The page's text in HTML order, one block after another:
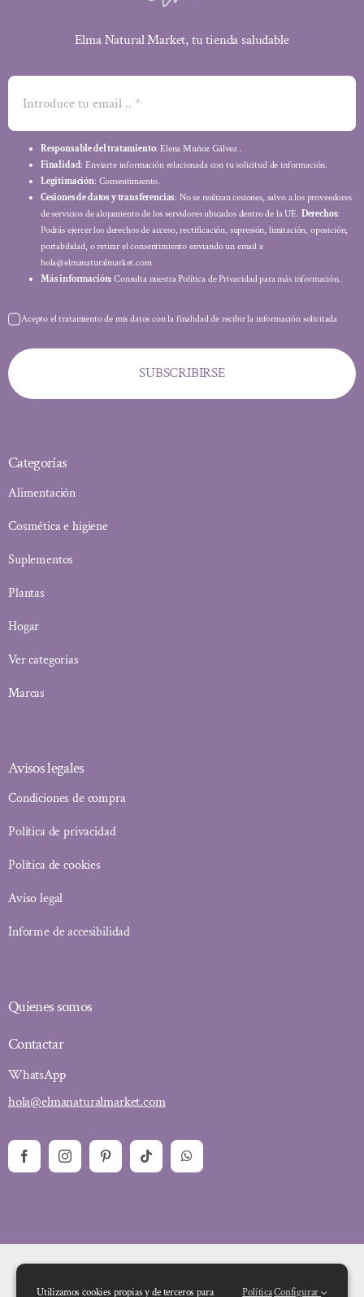
Elma Natural Market, tu tienda saludable
Responsable del tratamiento: Elena Muñoz Gálvez .
Finalidad: Enviarte información relacionada con tu solicitud de información.
Legitimación: Consentimiento.
Cesiones de datos y transferencias: No se realizan cesiones, salvo a los proveedores
de servicios de alojamiento de los servidores ubicados dentro de la UE. Derechos:
Podrás ejercer los derechos de acceso, rectificación, supresión, limitación, oposición,
portabilidad, o retirar el consentimiento enviando un email a
hola@elmanaturalmarket.com
Más información: Consulta nuestra Política de Privacidad para más información.
Acepto el tratamiento de mis datos con la finalidad de recibir la información solicitada
SUBSCRIBIRSE
Categorías
Alimentación
Cosmética e higiene
Suplementos
Plantas
Hogar
Ver categorías
Marcas
Avisos legales
Condiciones de compra
Política de privacidad
Política de cookies
Aviso legal
Informe de accesibilidad
Quienes somos
Contactar
WhatsApp
hola@elmanaturalmarket.com
Utilizamos cookies propias y de terceros para PolíticaConfigurar